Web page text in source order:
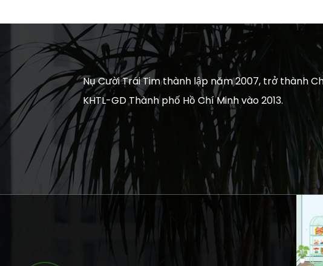
Nụ Cười Trái Tim thành lập năm 2007, trở thành
KHTL-GD Thành phố Hồ Chí Minh vào 2013.